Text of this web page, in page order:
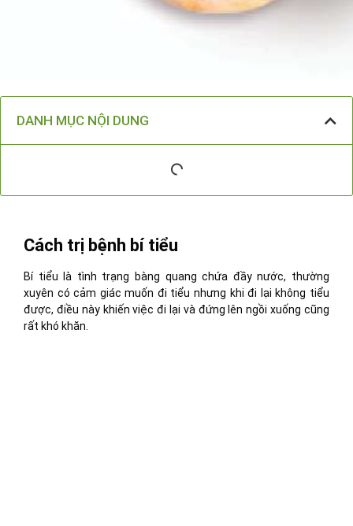
DANH MỤC NỘI DUNG
Cách trị bệnh bí tiểu
Bí tiểu là tình trạng bàng quang chứa đầy nước, thường
xuyên có cảm giác muốn đi tiểu nhưng khi đi lại không tiểu
được, điều này khiến việc đi lại và đứng lên ngồi xuống cũng
rất khó khăn.